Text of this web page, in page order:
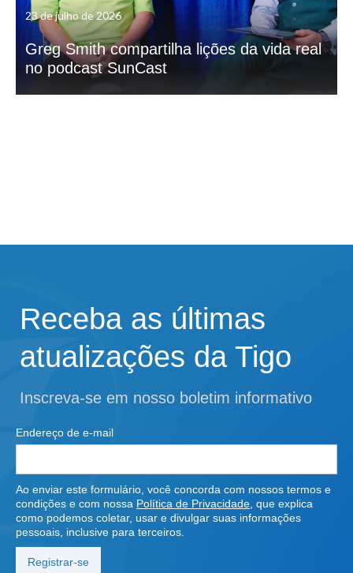
23 de julho de 2026
Greg Smith compartilha lições da vida real
no podcast SunCast
Receba as últimas
atualizações da Tigo
Inscreva-se em nosso boletim informativo
Endereço de e-mail
Ao enviar este formulário, você concorda com nossos termos e
condições e com nossa Política de Privacidade , que explica
como podemos coletar, usar e divulgar suas informações
pessoais, inclusive para terceiros.